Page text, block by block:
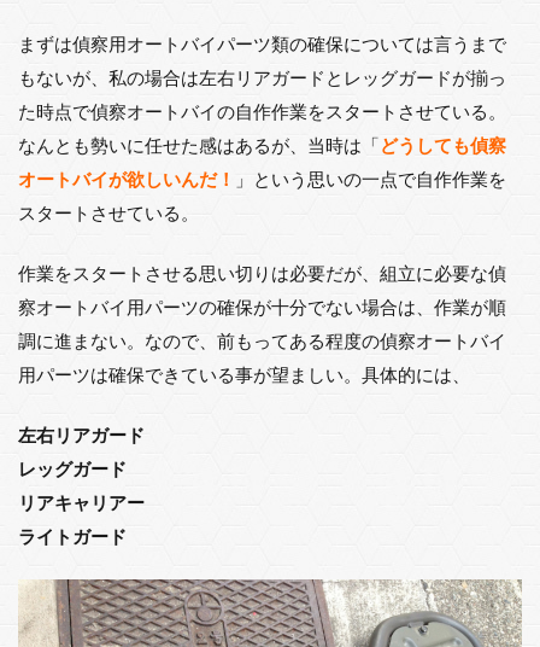
まずは偵察用オートバイパーツ類の確保については言うまで
もないが、私の場合は左右リアガードとレッグガードが揃っ
た時点で偵察オートバイの自作作業をスタートさせている。
なんとも勢いに任せた感はあるが、当時は「どうしても偵察
オートバイが欲しいんだ！
」という思いの一点で自作作業を
スタートさせている。
作業をスタートさせる思い切りは必要だが、組立に必要な偵
察オートバイ用パーツの確保が十分でない場合は、作業が順
調に進まない。なので、前もってある程度の偵察オートバイ
用パーツは確保できている事が望ましい。具体的には、
左右リアガード
レッグガード
リアキャリアー
ライトガード